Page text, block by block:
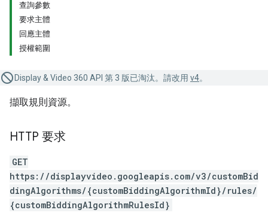
查詢參數
要求主體
回應主體
授權範圍
Display & Video 360 API 第 3 版已淘汰。請改用 v4。
擷取規則資源。
HTTP 要求
GET
https://displayvideo.googleapis.com/v3/customBid
dingAlgorithms/{customBiddingAlgorithmId}/rules/
{customBiddingAlgorithmRulesId}